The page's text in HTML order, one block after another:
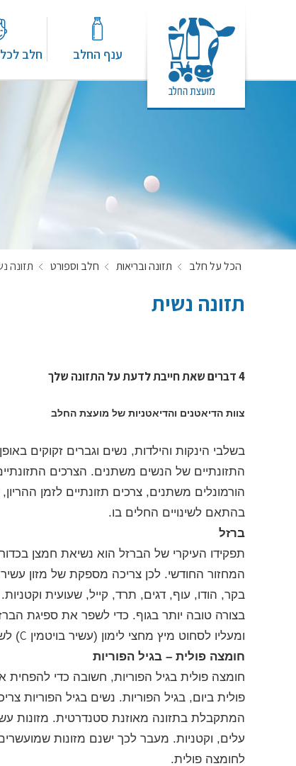
ענף החלב חלב
הכל על חלב תזונה ובריאות חלב וספורט תזונה
תזונה נשית
4 דברים שאת חייבת לדעת על התזונה שלך
צוות הדיאטנים והדיאטניות של מועצת החלב
בשלבי הינקות והילדות, נשים וגברים זקוקים
התזונתיים של הנשים משתנים. הצרכים
הורמונלים משתנים, צרכים תזונתיים לזמן
בהתאם לשינויים החלים בו.
ברזל
תפקידו העיקרי של הברזל הוא נשיאת חמצן
המחזור החודשי. לכן צריכה מספקת של מזון
בקר, הודו, עוף, דגים, תרד, קייל, שעועית
בצורה טובה יותר בגוף. כדי לשפר את ספיגת
ומעליו לסחוט מיץ מחצי לימון (עשיר בויטמין C
)
חומצה פולית – בגיל הפוריות
המתקבלת בתזונה מאוזנת סטנדרטית. מזונות
עלים, וקטניות. מעבר לכך ישנם מזונות
לחומצה פולית.